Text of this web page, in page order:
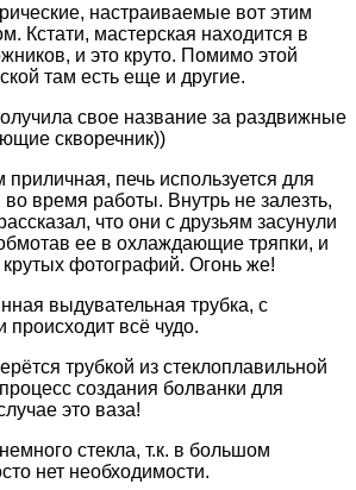
настраиваемые вот этим
Кстати, мастерская находится в
и это круто. Помимо этой
там есть еще и другие.
свое название за раздвижные
скворечник))
печь используется для
во время работы. Внутрь не залезть,
что они с друзьям засунули
ее в охлаждающие тряпки, и
крутых фотографий. Огонь же!
выдувательная трубка, с
всё чудо.
трубкой из стеклоплавильной
создания болванки для
это ваза!
стекла, т.к. в большом
нет необходимости.